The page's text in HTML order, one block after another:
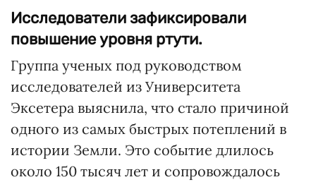
Исследователи зафиксировали
повышение уровня ртути.
Группа ученых под руководством
исследователей из Университета
Эксетера выяснила, что стало причиной
одного из самых быстрых потеплений в
истории Земли. Это событие длилось
около 150 тысяч лет и сопровождалось